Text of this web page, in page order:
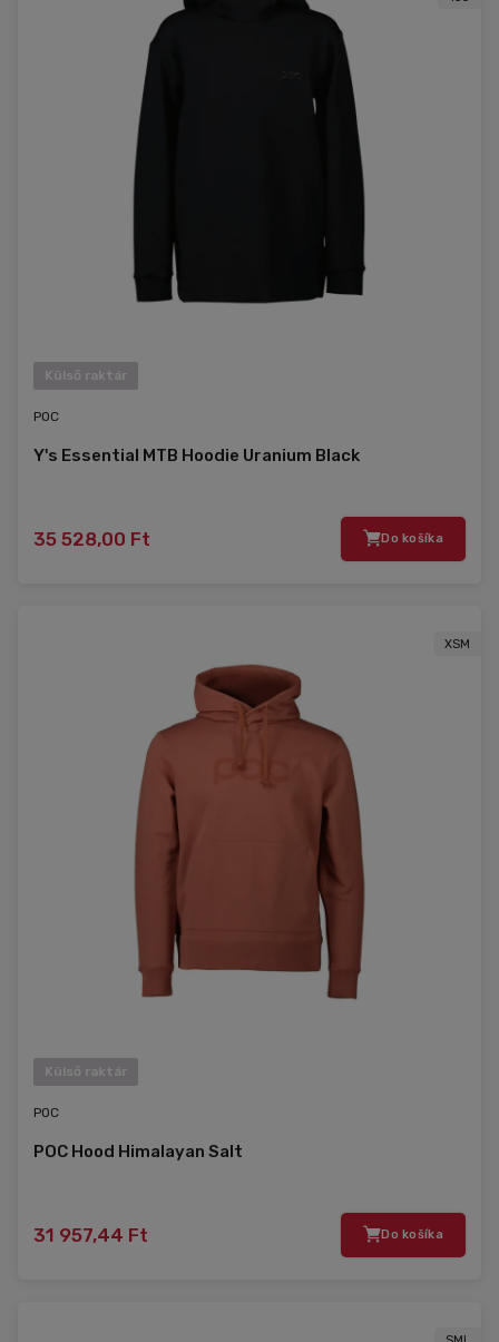
Külső raktár
POC
Y's Essential MTB Hoodie Uranium Black
35 528,00 Ft Do košíka
XSM
Külső raktár
POC
POC Hood Himalayan Salt
31 957,44 Ft Do košíka